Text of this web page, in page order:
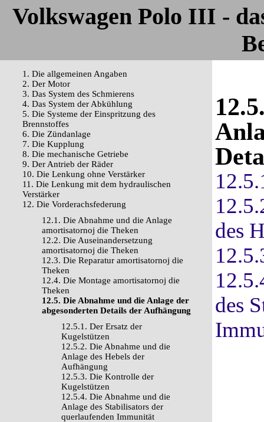
Volkswagen Polo III -
1. Die allgemeinen Angaben
2. Der Motor
3. Das System des Schmierens
4. Das System der Abkühlung
5. Die Systeme der Einspritzung des
Brennstoffes
6. Die Zündanlage
7. Die Kupplung
8. Die mechanische Getriebe
9. Der Antrieb der Räder
10. Die Lenkung ohne Verstärker
11. Die Lenkung mit dem hydraulischen
Verstärker
12. Die Vorderachsfederung
12.1. Die Abnahme und die Anlage
amortisatornoj die Theken
12.2. Die Auseinandersetzung
amortisatornoj die Theken
12.3. Die Reparatur amortisatornoj die
Theken
12.4. Die Montage amortisatornoj die
Theken
12.5. Die Abnahme und die Anlage der
abgesonderten Details der Aufhängung
12.5.1. Der Ersatz der
Kugelstützen
12.5.2. Die Abnahme und die
Anlage des Hebels der
Aufhängung
12.5.3. Die Kontrolle der
Kugelstützen
12.5.4. Die Abnahme und die
Anlage des Stabilisators der
querlaufenden Immunität
des
des